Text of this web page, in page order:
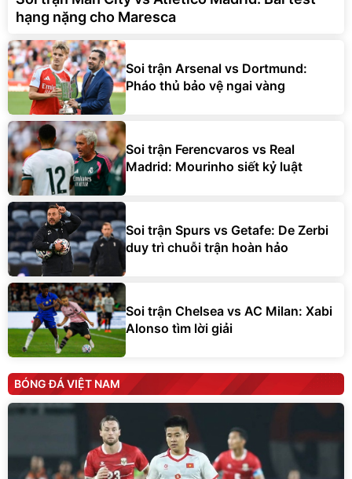
hạng nặng cho Maresca
Soi trận Arsenal vs Dortmund:
Pháo thủ bảo vệ ngai vàng
Soi trận Ferencvaros vs Real
Madrid: Mourinho siết kỷ luật
Soi trận Spurs vs Getafe: De Zerbi
duy trì chuỗi trận hoàn hảo
Soi trận Chelsea vs AC Milan: Xabi
Alonso tìm lời giải
BÓNG ĐÁ VIỆT NAM